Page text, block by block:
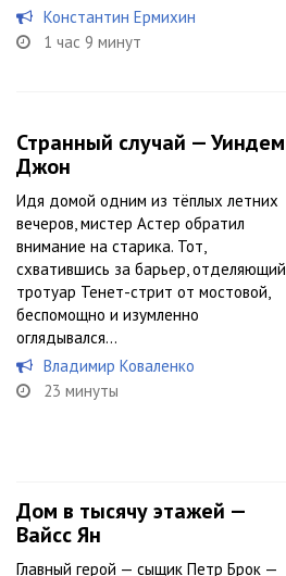
Константин Ермихин
1 час 9 минут
Странный случай — Уиндем
Джон
Идя домой одним из тёплых летних
вечеров, мистер Астер обратил
внимание на старика. Тот,
схватившись за барьер, отделяющий
тротуар Тенет-стрит от мостовой,
беспомощно и изумленно
оглядывался…
Владимир Коваленко
23 минуты
Дом в тысячу этажей —
Вайсс Ян
Главный герой — сыщик Петр Брок —